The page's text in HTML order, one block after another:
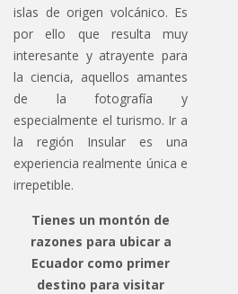
islas de origen volcánico. Es
por ello que resulta muy
interesante y atrayente para
la ciencia, aquellos amantes
de la fotografía y
especialmente el turismo. Ir a
la región Insular es una
experiencia realmente única e
irrepetible.
Tienes un montón de
razones para ubicar a
Ecuador como primer
destino para visitar